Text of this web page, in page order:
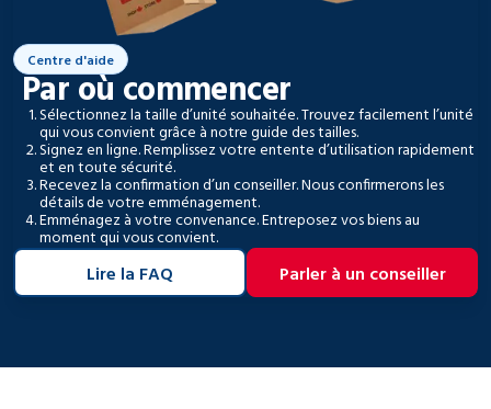
Centre d'aide
Par où commencer
Sélectionnez la taille d’unité souhaitée. Trouvez facilement l’unité
qui vous convient grâce à notre guide des tailles.
Signez en ligne. Remplissez votre entente d’utilisation rapidement
et en toute sécurité.
Recevez la confirmation d’un conseiller. Nous confirmerons les
détails de votre emménagement.
Emménagez à votre convenance. Entreposez vos biens au
moment qui vous convient.
Lire la FAQ Parler à un conseiller